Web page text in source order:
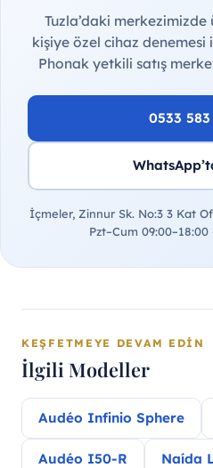
Tuzla’daki
kişiye özel cihaz denemesi
Phonak yetkili satış
0533
İçmeler, Zinnur Sk. No:3 3 Kat
Pzt–Cum 09:00–18:00
KEŞFETMEYE DEVAM EDIN
İlgili Modeller
Audéo Infinio Sphere
Audéo I50-R Naída